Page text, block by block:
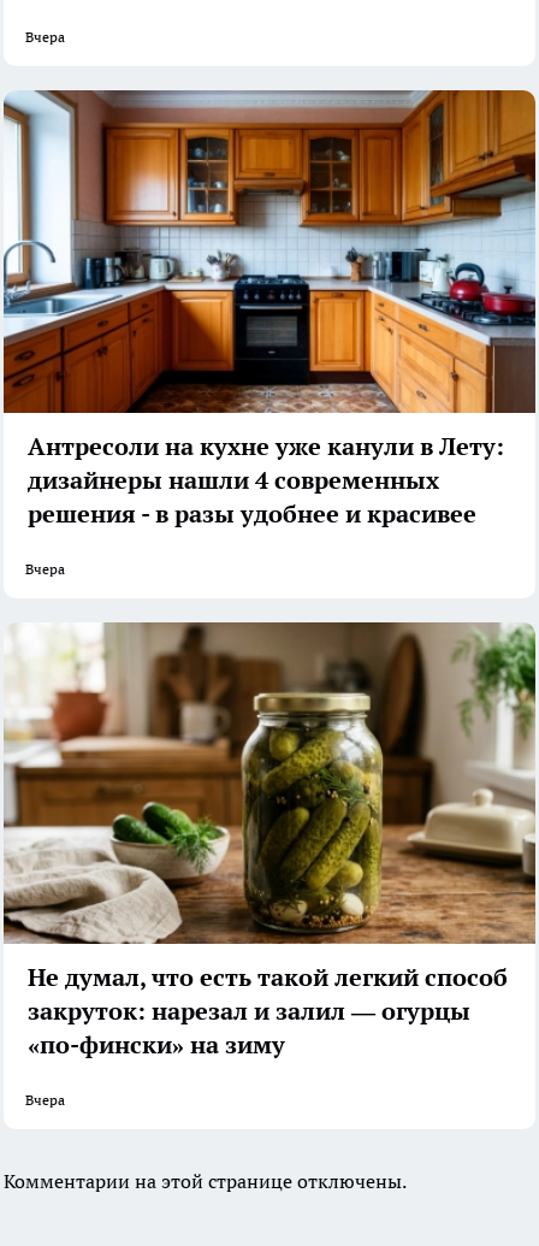
Вчера
Антресоли на кухне уже канули в Лету:
дизайнеры нашли 4 современных
решения - в разы удобнее и красивее
Вчера
Не думал, что есть такой легкий способ
закруток: нарезал и залил — огурцы
«по-фински» на зиму
Вчера
Комментарии на этой странице отключены.